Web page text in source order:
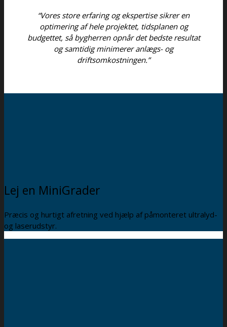
“Vores store erfaring og ekspertise sikrer en
optimering af hele projektet, tidsplanen og
budgettet, så bygherren opnår det bedste resultat
og samtidig minimerer anlægs- og
driftsomkostningen.”
Lej en MiniGrader
Præcis og hurtigt afretning ved hjælp af påmonteret ultralyd-
og laserudstyr.